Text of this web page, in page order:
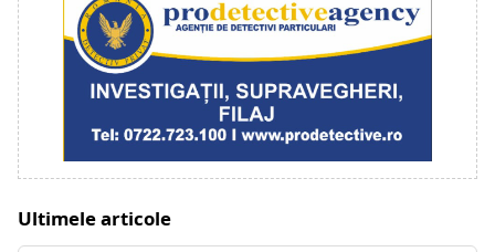
Ultimele articole